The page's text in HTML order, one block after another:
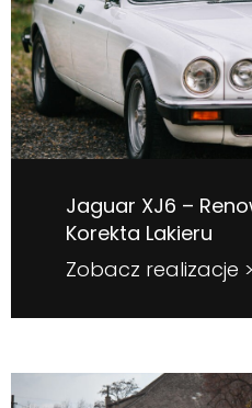
Jaguar XJ6 –
Korekta Lakieru
Zobacz realizacje